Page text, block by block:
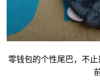
零钱包的个性尾巴，不